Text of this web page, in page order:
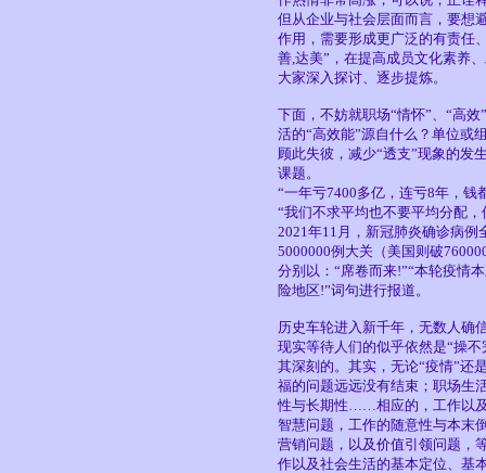
但从企业与社会层面而言，要想
作用，需要形成更广泛的有责任
善,达美”，在提高成员文化素养
大家深入探讨、逐步提炼。
下面，不妨就职场“情怀”、“高
活的“高效能”源自什么？单位或
顾此失彼，减少“透支”现象的
课题。
“一年亏7400多亿，连亏8年，钱
“我们不求平均也不要平均分配
2021年11月，新冠肺炎确诊病例
5000000例大关（美国则破
分别以：“席卷而来!”“本轮疫情
险地区!”词句进行报道。
历史车轮进入新千年，无数人确
现实等待人们的似乎依然是“操
其深刻的。其实，无论“疫情”还
福的问题远远没有结束；职场生
性与长期性……相应的，工作以
智慧问题，工作的随意性与本末
营销问题，以及价值引领问题，
作以及社会生活的基本定位、基